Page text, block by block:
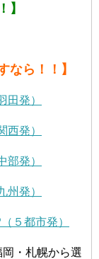
】
なら！！】
発）
発）
発）
発）
５都市発）
岡・札幌から選